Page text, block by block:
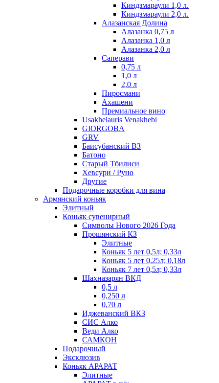
Киндзмараули 1,0 л.
Киндзмараули 2,0 л.
Алазанская Долина
Алазанка 0,75 л
Алазанка 1,0 л
Алазанка 2,0 л
Саперави
0,75 л
1,0 л
2,0 л
Пиросмани
Ахашени
Премиальное вино
Usakhelauris Venakhebi
GIORGOBA
GRV
Баисубанский ВЗ
Батоно
Старый Тбилиси
Хевсури / Руно
Другие
Подарочные коробки для вина
Армянский коньяк
Элитный
Коньяк сувенирный
Символы Нового 2026 Года
Прошянский КЗ
Элитные
Коньяк 5 лет 0,5л; 0,33л
Коньяк 5 лет 0,25л; 0,18л
Коньяк 7 лет 0,5л; 0,33л
Шахназарян ВКД
0,5 л
0,250 л
0,70 л
Иджеванский ВКЗ
СИС Алко
Веди Алко
САМКОН
Подарочный
Эксклюзив
Коньяк АРАРАТ
Элитные